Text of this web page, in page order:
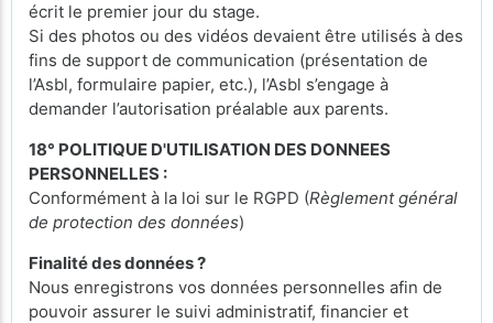
écrit le premier jour du stage.
Si des photos ou des vidéos devaient être utilisés à des
fins de support de communication (présentation de
l’Asbl, formulaire papier, etc.), l’Asbl s’engage à
demander l’autorisation préalable aux parents.
18° POLITIQUE D'UTILISATION DES DONNEES
PERSONNELLES :
Conformément à la loi sur le RGPD (Règlement général
de protection des données)
Finalité des données ?
Nous enregistrons vos données personnelles afin de
pouvoir assurer le suivi administratif, financier et